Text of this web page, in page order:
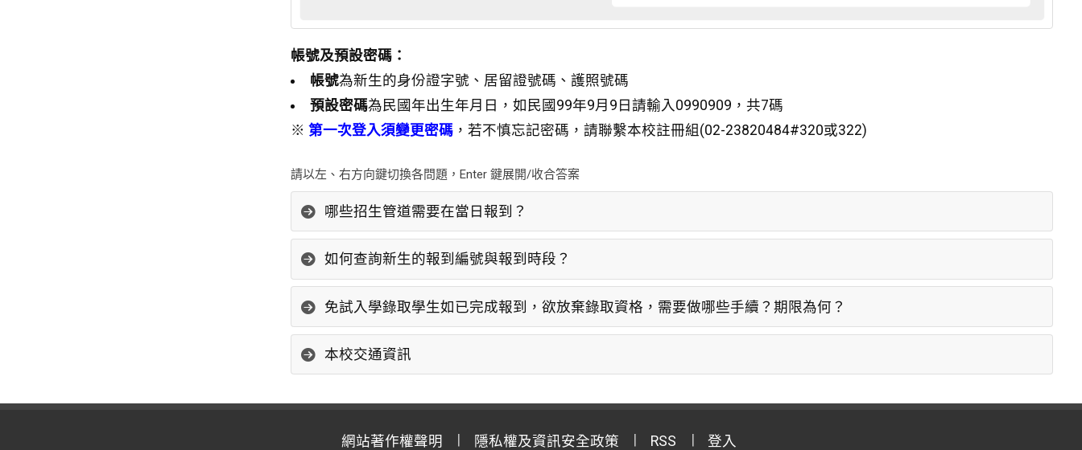
帳號及預設密碼：
帳號為新生的身份證字號、居留證號碼、護照號碼
預設密碼為民國年出生年月日，如民國99年9月9日請輸入0990909，共7碼
※第一次登入須變更密碼 ，若不慎忘記密碼，請聯繫本校註冊組(02-23820484#320或322)
請以左、右方向鍵切換各問題，Enter 鍵展開/收合答案
哪些招生管道需要在當日報到？
如何查詢新生的報到編號與報到時段？
免試入學錄取學生如已完成報到，欲放棄錄取資格，需要做哪些手續？期限為何？
本校交通資訊
網站著作權聲明 隱私權及資訊安全政策 RSS 登入